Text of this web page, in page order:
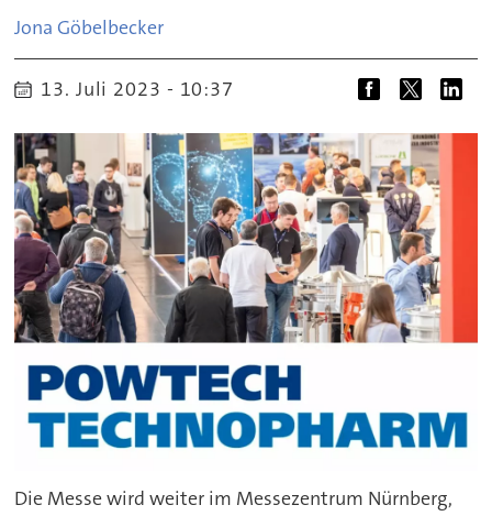
Jona Göbelbecker
13. Juli 2023 - 10:37
Die Messe wird weiter im Messezentrum Nürnberg,